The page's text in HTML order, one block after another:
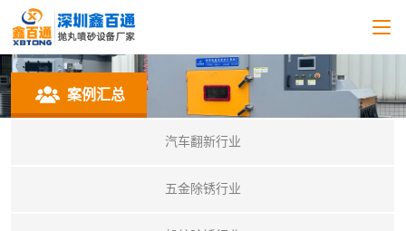
案例汇总
汽车翻新行业
五金除锈行业